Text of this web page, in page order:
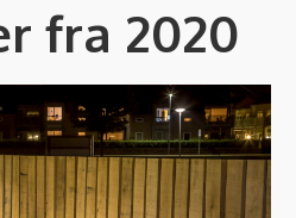
fra 2020